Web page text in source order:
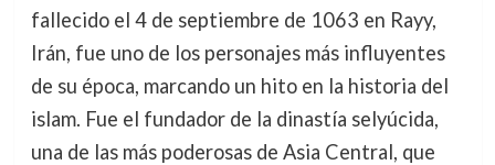
fallecido el 4 de septiembre de 1063 en Rayy,
Irán, fue uno de los personajes más influyentes
de su época, marcando un hito en la historia del
islam. Fue el fundador de la dinastía selyúcida,
una de las más poderosas de Asia Central, que